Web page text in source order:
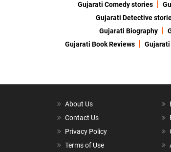
Gujarati Comedy stories
Gujarati Detective
Gujarati Biography
Gujarati Book Reviews
About Us
Contact Us
Privacy Policy
Terms of Use